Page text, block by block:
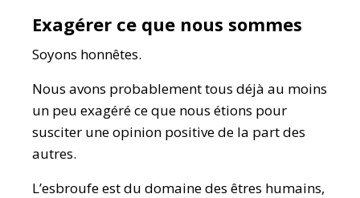
Exagérer ce que nous sommes
Soyons honnêtes.
Nous avons probablement tous déjà au moins
un peu exagéré ce que nous étions pour
susciter une opinion positive de la part des
autres.
L’esbroufe est du domaine des êtres humains,